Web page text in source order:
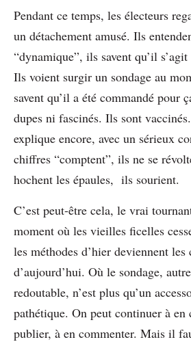
Pendant ce temps, les électeurs
un détachement amusé. Ils
“dynamique”, ils savent qu’il
Ils voient surgir un sondage au
savent qu’il a été commandé pour
dupes ni fascinés. Ils sont
explique encore, avec un sérieux
chiffres “comptent”, ils ne se
hochent les épaules, ils sourient.
C’est peut-être cela, le vrai
moment où les vieilles ficelles
les méthodes d’hier deviennent les
d’aujourd’hui. Où le sondage,
redoutable, n’est plus qu’un
pathétique. On peut continuer à en
publier, à en commenter. Mais il